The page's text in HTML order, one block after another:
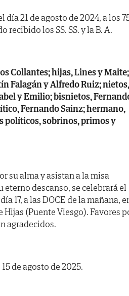
día 21 de agosto de 2024, a los
recibido los SS. SS. y la B. A.
Collantes; hijas, Lines y Maite;
Falagán y Alfredo Ruiz; nietos,
y Emilio; bisnietos,
Fernando Sainz; hermano,
políticos, sobrinos, primos y
su alma y asistan a la misa
eterno descanso, se celebrará el
17, a las DOCE de la mañana,
Hijas (Puente Viesgo). Favores
agradecidos.
de agosto de 2025.